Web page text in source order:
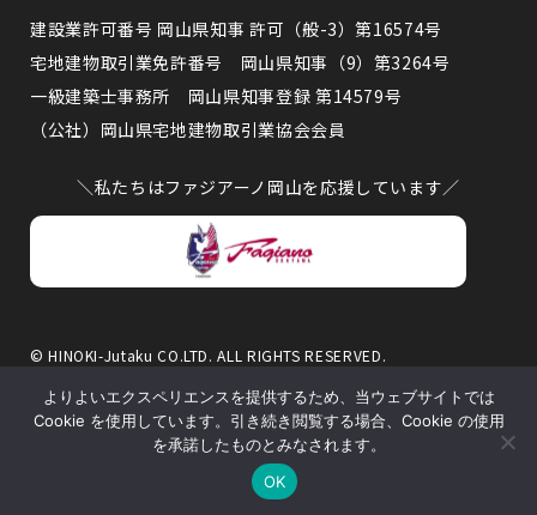
建設業許可番号 岡山県知事 許可（般-3）第16574号
宅地建物取引業免許番号 岡山県知事（9）第3264号
一級建築士事務所 岡山県知事登録 第14579号
（公社）岡山県宅地建物取引業協会会員
＼私たちはファジアーノ岡山を応援しています／
© HINOKI-Jutaku CO.LTD. ALL RIGHTS RESERVED.
バシーポリシーと利用規約が適用されます。
よりよいエクスペリエンスを提供するため、当ウェブサイトでは
Cookie を使用しています。引き続き閲覧する場合、Cookie の使用
を承諾したものとみなされます。
OK